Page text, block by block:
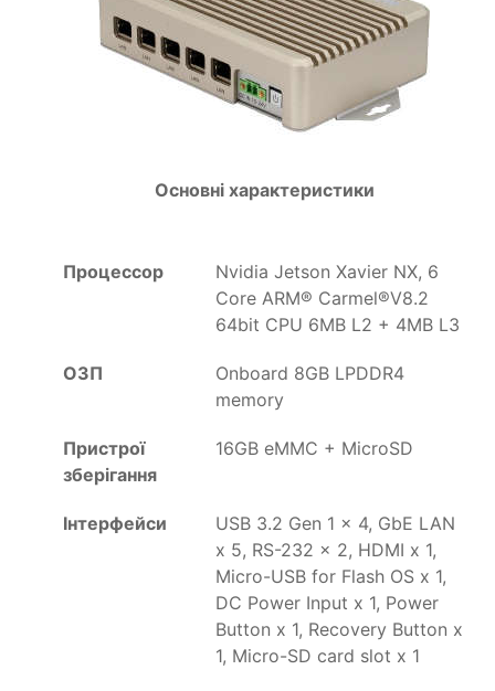
Основні характеристики
Процессор
Nvidia Jetson Xavier NX, 6
Core ARM® Carmel®V8.2
64bit CPU 6MB L2 + 4MB L3
ОЗП
Onboard 8GB LPDDR4
memory
Пристрої
зберігання
16GB eMMC + MicroSD
Інтерфейси
USB 3.2 Gen 1 x 4, GbE LAN
x 5, RS-232 x 2, HDMI x 1,
Micro-USB for Flash OS x 1,
DC Power Input x 1, Power
Button x 1, Recovery Button x
1, Micro-SD card slot x 1